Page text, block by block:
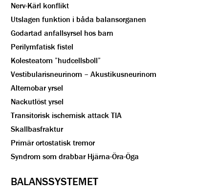
Nerv-Kärl konflikt
Utslagen funktion i båda balansorganen
Godartad anfallsyrsel hos barn
Perilymfatisk fistel
Kolesteatom ”hudcellsboll”
Vestibularisneurinom – Akustikusneurinom
Alternobar yrsel
Nackutlöst yrsel
Transitorisk ischemisk attack TIA
Skallbasfraktur
Primär ortostatisk tremor
Syndrom som drabbar Hjärna-Öra-Öga
BALANSSYSTEMET